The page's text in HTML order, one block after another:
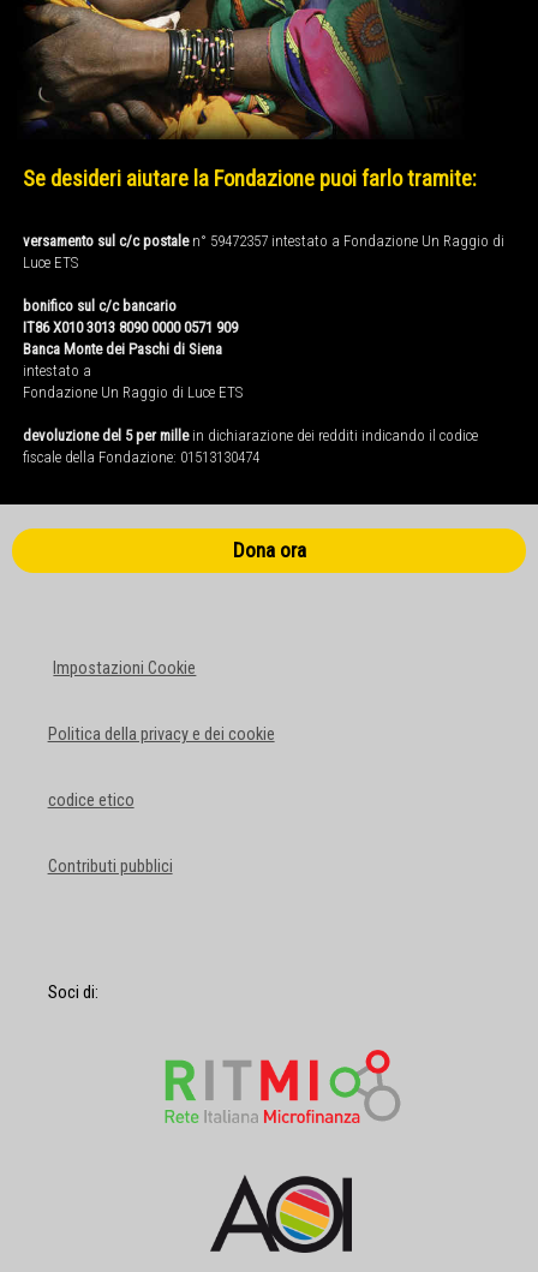
Se desideri aiutare la Fondazione puoi farlo tramite:
versamento sul c/c postalen° 59472357 intestato a Fondazione Un Raggio di
Luce ETS
bonifico sul c/c bancario
IT86 X010 3013 8090 0000 0571 909
Banca Monte dei Paschi di Siena
intestato a
Fondazione Un Raggio di Luce ETS
devoluzione del 5 per millein dichiarazione dei redditi indicando il codice
fiscale della Fondazione: 01513130474
Dona ora
Impostazioni Cookie
Politica della privacy e dei cookie
codice etico
Contributi pubblici
Soci di: